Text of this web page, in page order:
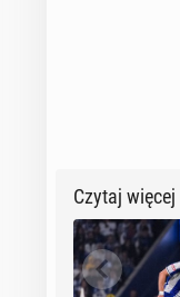
Czytaj więcej